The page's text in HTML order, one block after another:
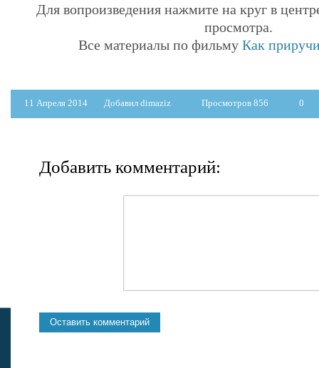
Для вопроизведения нажмите на круг в
просмотра.
Все материалы по фильму Как
11 Апреля 2014 Добавил dimaziz Просмотров 856 0
Добавить комментарий: